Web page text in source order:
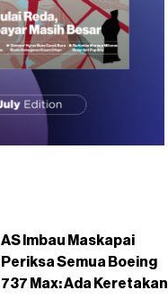
AS Imbau Maskapai
Periksa Semua Boeing
737 Max: Ada Keretakan